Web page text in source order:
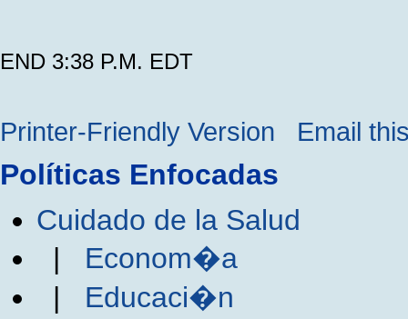
END 3:38 P.M. EDT
Printer-Friendly Version Email
Políticas Enfocadas
Cuidado de la Salud
| Econom�a
| Educaci�n